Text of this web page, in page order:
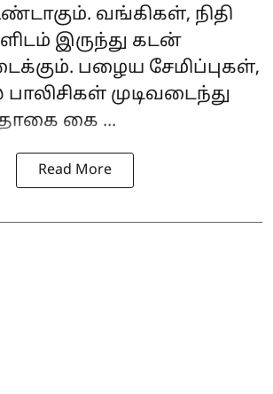
வங்கிகள், நிதி
இருந்து கடன்
பழைய சேமிப்புகள்,
முடிவடைந்து
கை ...
Read More